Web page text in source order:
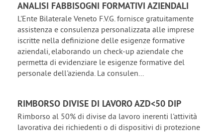
ANALISI FABBISOGNI FORMATIVI AZIENDALI
L'Ente Bilaterale Veneto F.V.G. fornisce gratuitamente
assistenza e consulenza personalizzata alle imprese
iscritte nella definizione delle esigenze formative
aziendali, elaborando un check-up aziendale che
permetta di evidenziare le esigenze formative del
personale dell'azienda. La consulen...
RIMBORSO DIVISE DI LAVORO AZD<50 DIP
Rimborso al 50% di divise da lavoro inerenti l'attività
lavorativa dei richiedenti o di dispositivi di protezione